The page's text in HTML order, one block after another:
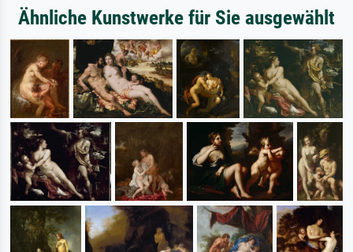
Ähnliche Kunstwerke für Sie ausgewählt